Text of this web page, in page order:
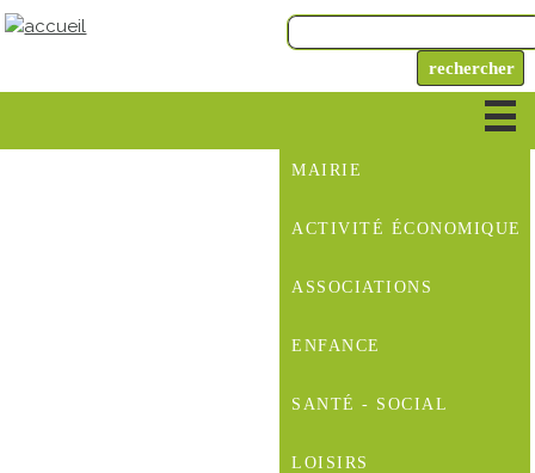
MAIRIE
ACTIVITÉ ÉCONOMIQUE
ASSOCIATIONS
ENFANCE
SANTÉ - SOCIAL
LOISIRS